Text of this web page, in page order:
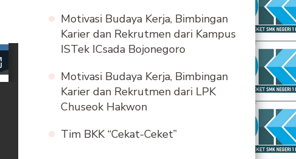
Motivasi Budaya Kerja, Bimbingan
Karier dan Rekrutmen dari Kampus
ISTek ICsada Bojonegoro
Motivasi Budaya Kerja, Bimbingan
Karier dan Rekrutmen dari LPK
Chuseok Hakwon
Tim BKK “Cekat-Ceket”